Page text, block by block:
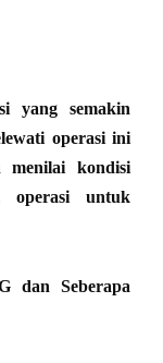
yang semakin
operasi ini
menilai kondisi
operasi untuk
dan Seberapa